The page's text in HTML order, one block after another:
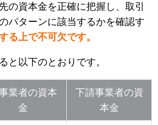
の資本金を正確に把握し、取引
パターンに該当するかを確認す
る上で不可欠です。
と以下のとおりです。
業者の資本
金
下請事業者の資
本金